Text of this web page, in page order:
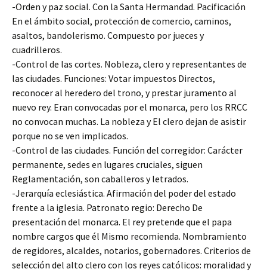
-Orden y paz social. Con la Santa Hermandad. Pacificación
En el ámbito social, protección de comercio, caminos,
asaltos, bandolerismo. Compuesto por jueces y
cuadrilleros.
-Control de las cortes. Nobleza, clero y representantes de
las ciudades. Funciones: Votar impuestos Directos,
reconocer al heredero del trono, y prestar juramento al
nuevo rey. Eran convocadas por el monarca, pero los RRCC
no convocan muchas. La nobleza y El clero dejan de asistir
porque no se ven implicados.
-Control de las ciudades. Función del corregidor: Carácter
permanente, sedes en lugares cruciales, siguen
Reglamentación, son caballeros y letrados.
-Jerarquía eclesiástica. Afirmación del poder del estado
frente a la iglesia. Patronato regio: Derecho De
presentación del monarca. El rey pretende que el papa
nombre cargos que él Mismo recomienda. Nombramiento
de regidores, alcaldes, notarios, gobernadores. Criterios de
selección del alto clero con los reyes católicos: moralidad y